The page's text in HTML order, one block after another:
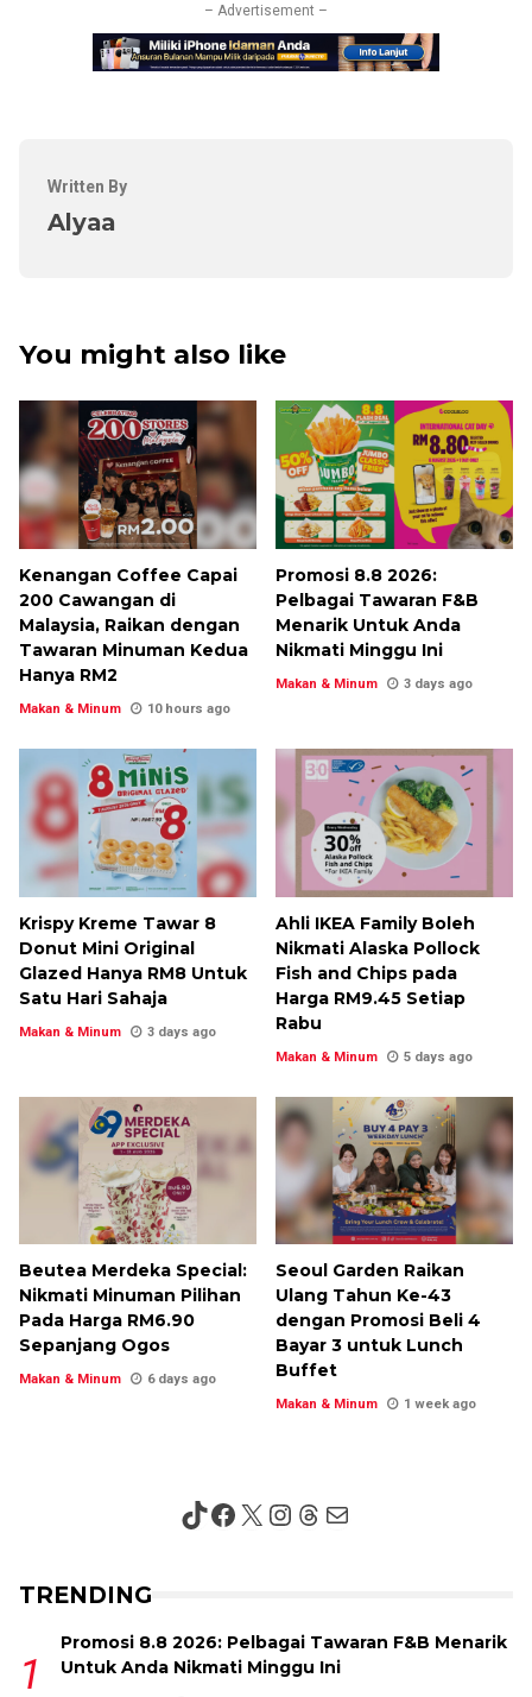
– Advertisement –
Written By
Alyaa
You might also like
Kenangan Coffee Capai
200 Cawangan di
Malaysia, Raikan dengan
Tawaran Minuman Kedua
Hanya RM2
Makan & Minum 10 hours ago
Promosi 8.8 2026:
Pelbagai Tawaran F&B
Menarik Untuk Anda
Nikmati Minggu Ini
Makan & Minum 3 days ago
Krispy Kreme Tawar 8
Donut Mini Original
Glazed Hanya RM8 Untuk
Satu Hari Sahaja
Makan & Minum 3 days ago
Ahli IKEA Family Boleh
Nikmati Alaska Pollock
Fish and Chips pada
Harga RM9.45 Setiap
Rabu
Makan & Minum 5 days ago
Beutea Merdeka Special:
Nikmati Minuman Pilihan
Pada Harga RM6.90
Sepanjang Ogos
Makan & Minum 6 days ago
Seoul Garden Raikan
Ulang Tahun Ke-43
dengan Promosi Beli 4
Bayar 3 untuk Lunch
Buffet
Makan & Minum 1 week ago
TikTok
Facebook
X Instagram
Threads
Mail
TRENDING
Promosi 8.8 2026: Pelbagai Tawaran F&B Menarik
Untuk Anda Nikmati Minggu Ini